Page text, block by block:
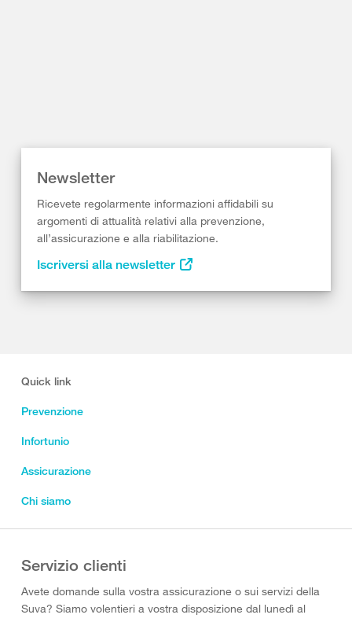
Newsletter
Ricevete regolarmente informazioni affidabili su
argomenti di attualità relativi alla prevenzione,
all’assicurazione e alla riabilitazione.
Iscriversi alla newsletter
Quick link
Prevenzione
Infortunio
Assicurazione
Chi siamo
Servizio clienti
Avete domande sulla vostra assicurazione o sui servizi della
Suva? Siamo volentieri a vostra disposizione dal lunedì al